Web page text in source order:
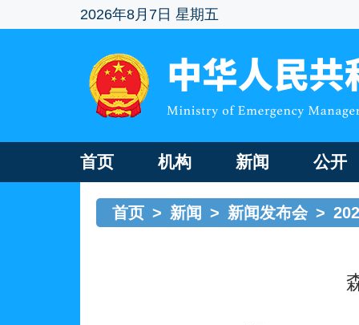
2026年8月7日 星期五
首页 机构 新闻 公开
首页 > 新闻 > 新闻发布会 >